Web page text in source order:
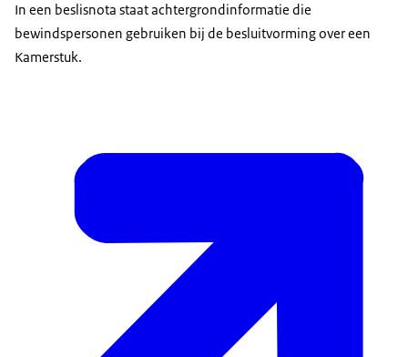
In een beslisnota staat achtergrondinformatie die
bewindspersonen gebruiken bij de besluitvorming over een
Kamerstuk.